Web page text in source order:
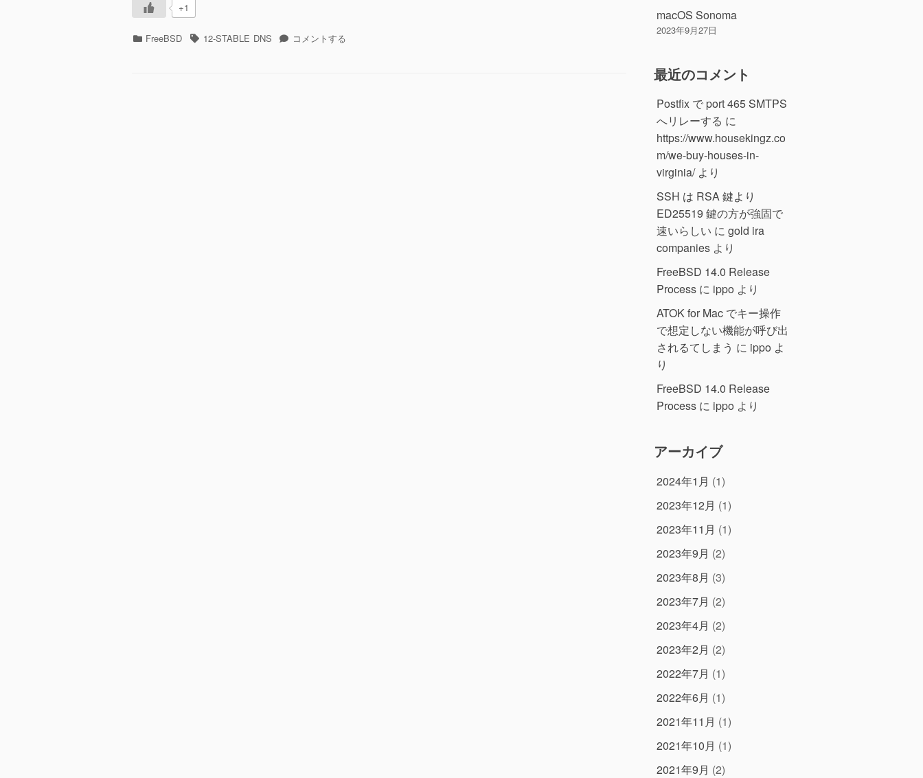
+1
カ FreeBSD
タ 12-STABLE DNS
BIND
コメントする
macOS Sonoma
2023年9月27日
最近のコメント
Postfix で port 465 SMTPS
へリレーする に
https://www.housekingz.co
m/we-buy-houses-in-
virginia/より
SSH は RSA 鍵より
ED25519 鍵の方が強固で
速いらしい に gold ira
companies より
FreeBSD 14.0 Release
Process に ippo より
ATOK for Mac でキー操作
で想定しない機能が呼び出
されるてしまう に ippo よ
り
FreeBSD 14.0 Release
Process に ippo より
アーカイブ
2024年1月 (1)
2023年12月 (1)
2023年11月 (1)
2023年9月 (2)
2023年8月 (3)
2023年7月 (2)
2023年4月 (2)
2023年2月 (2)
2022年7月 (1)
2022年6月 (1)
2021年11月 (1)
2021年10月 (1)
2021年9月 (2)